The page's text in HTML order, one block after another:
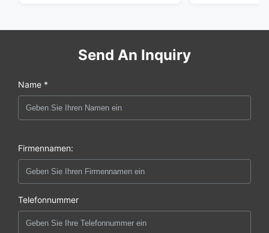
Send An Inquiry
Name *
Firmennamen:
Telefonnummer